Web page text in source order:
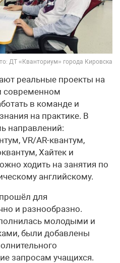
ДТ «Кванториум» города Кировска
реальные проекты на
современном
в команде и
на практике. В
направлений:
VR/AR-квантум,
Хайтек и
ходить на занятия по
английскому.
для
и разнообразно.
молодыми и
были добавлены
запросам учащихся.